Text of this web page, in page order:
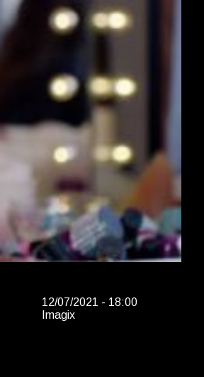
12/07/2021 - 18:00
Imagix